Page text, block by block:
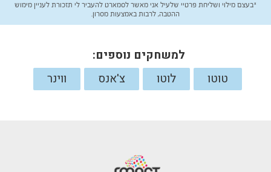
*בעצם מילוי ושליחת פרטיי שלעיל אני מאשר לסמארט להעביר לי תזכורת לעניין מימוש
ההטבה, לרבות באמצעות מסרון.
למשחקים נוספים:
טוטו
לוטו צ'אנס ווינר